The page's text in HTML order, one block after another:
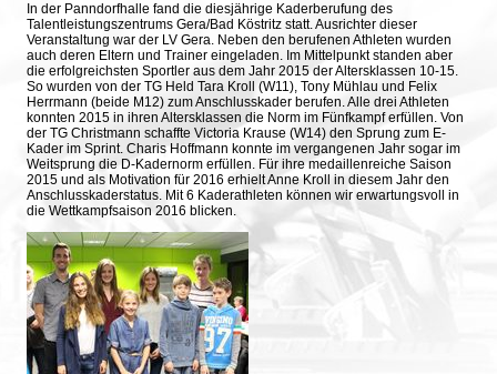
In der Panndorfhalle fand die diesjährige Kaderberufung des
Talentleistungszentrums Gera/Bad Köstritz statt. Ausrichter dieser
Veranstaltung war der LV Gera. Neben den berufenen Athleten wurden
auch deren Eltern und Trainer eingeladen. Im Mittelpunkt standen aber
die erfolgreichsten Sportler aus dem Jahr 2015 der Altersklassen 10-15.
So wurden von der TG Held Tara Kroll (W11), Tony Mühlau und Felix
Herrmann (beide M12) zum Anschlusskader berufen. Alle drei Athleten
konnten 2015 in ihren Altersklassen die Norm im Fünfkampf erfüllen. Von
der TG Christmann schaffte Victoria Krause (W14) den Sprung zum E-
Kader im Sprint. Charis Hoffmann konnte im vergangenen Jahr sogar im
Weitsprung die D-Kadernorm erfüllen. Für ihre medaillenreiche Saison
2015 und als Motivation für 2016 erhielt Anne Kroll in diesem Jahr den
Anschlusskaderstatus. Mit 6 Kaderathleten können wir erwartungsvoll in
die Wettkampfsaison 2016 blicken.